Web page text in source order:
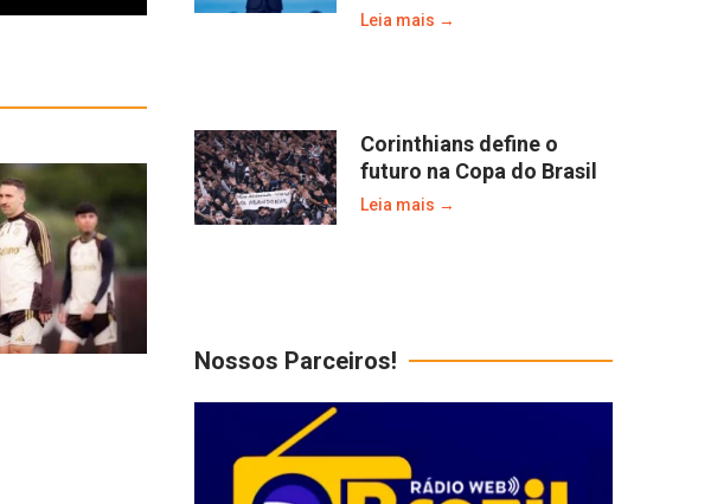
Leia mais →
Corinthians define o
futuro na Copa do Brasil
Leia mais →
Nossos Parceiros!